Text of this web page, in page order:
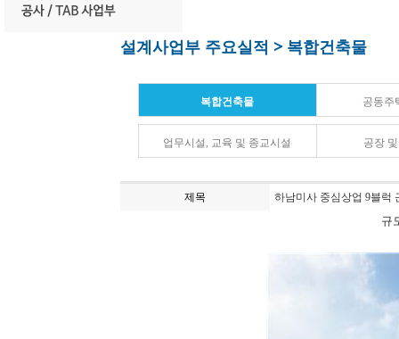
설계사업부 주요실적 > 복합건축물
복합건축물 공동주
업무시설, 교육 및 종교시설 공장
제목 하남미사 중심상업 9블럭
규